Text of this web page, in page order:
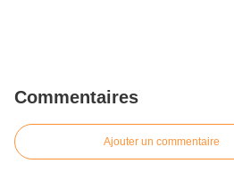
Commentaires
Ajouter un commentaire